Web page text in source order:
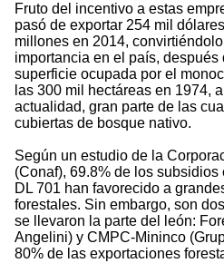
Fruto del incentivo a estas
pasó de exportar 254 mil
millones en 2014,
importancia en el país, después
superficie ocupada por el
las 300 mil hectáreas en 1974,
actualidad, gran parte de las
cubiertas de bosque nativo.
Según un estudio de la
(Conaf), 69.8% de los subsidios
DL 701 han favorecido a
forestales. Sin embargo, son
se llevaron la parte del león:
Angelini) y CMPC-Mininco
80% de las exportaciones